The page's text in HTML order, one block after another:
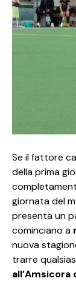
Se il fattore
della prima
giornata del
presenta un
cominciano a
nuova
trarre